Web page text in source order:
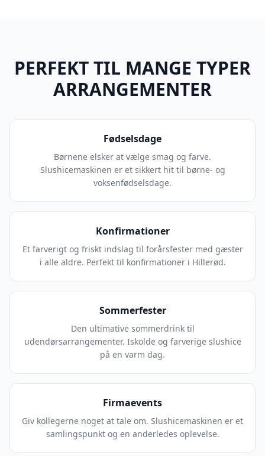
PERFEKT TIL MANGE TYPER
ARRANGEMENTER
Fødselsdage
Børnene elsker at vælge smag og farve.
Slushicemaskinen er et sikkert hit til børne- og
voksenfødselsdage.
Konfirmationer
Et farverigt og friskt indslag til forårsfester med gæster
i alle aldre. Perfekt til konfirmationer i Hillerød.
Sommerfester
Den ultimative sommerdrink til
udendørsarrangementer. Iskolde og farverige slushice
på en varm dag.
Firmaevents
Giv kollegerne noget at tale om. Slushicemaskinen er et
samlingspunkt og en anderledes oplevelse.